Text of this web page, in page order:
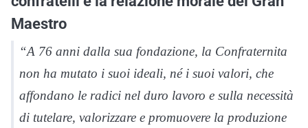
Maestro
“A 76 anni dalla sua fondazione, la Confraternita
non ha mutato i suoi ideali, né i suoi valori, che
affondano le radici nel duro lavoro e sulla necessità
di tutelare, valorizzare e promuovere la produzione